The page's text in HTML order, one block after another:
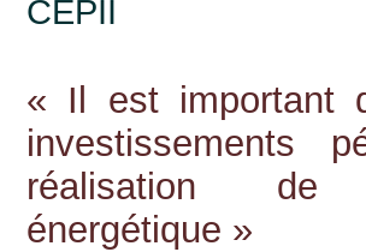
CEPII
« Il est important
investissements
réalisation
énergétique »